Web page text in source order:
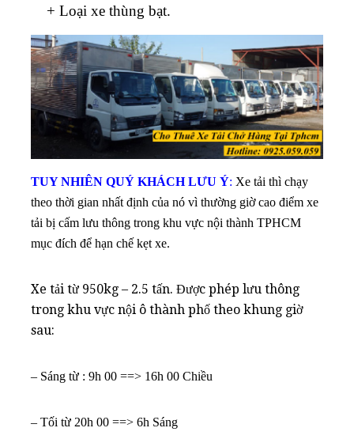
+ Loại xe thùng bạt.
TUY NHIÊN QUÝ KHÁCH LƯU Ý: Xe tải thì chạy
theo thời gian nhất định của nó vì thường giờ cao điểm xe
tải bị cấm lưu thông trong khu vực nội thành TPHCM
mục đích để hạn chế kẹt xe.
Xe tải từ 950kg – 2.5 tấn. Được phép lưu thông
trong khu vực nội ô thành phố theo khung giờ
sau:
– Sáng từ : 9h 00 ==> 16h 00 Chiều
– Tối từ 20h 00 ==> 6h Sáng